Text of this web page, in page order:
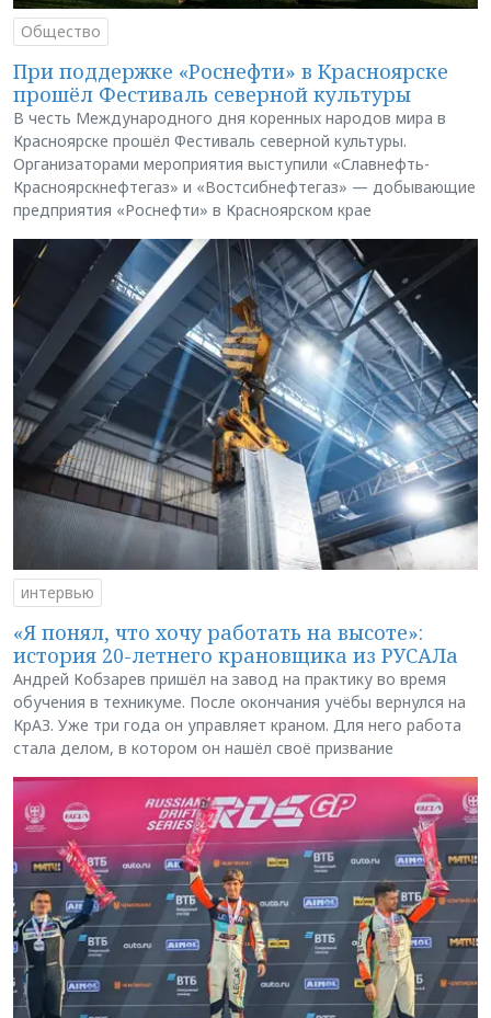
Общество
При поддержке «Роснефти» в Красноярске
прошёл Фестиваль северной культуры
В честь Международного дня коренных народов мира в
Красноярске прошёл Фестиваль северной культуры.
Организаторами мероприятия выступили «Славнефть-
Красноярскнефтегаз» и «Востсибнефтегаз» — добывающие
предприятия «Роснефти» в Красноярском крае
интервью
«Я понял, что хочу работать на высоте»:
история 20-летнего крановщика из РУСАЛа
Андрей Кобзарев пришёл на завод на практику во время
обучения в техникуме. После окончания учёбы вернулся на
КрАЗ. Уже три года он управляет краном. Для него работа
стала делом, в котором он нашёл своё призвание